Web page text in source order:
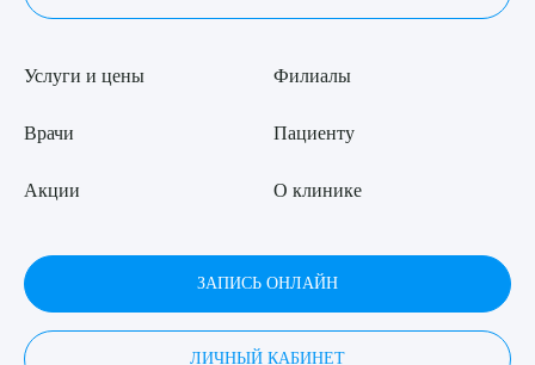
Услуги и цены
Врачи
Акции
Филиалы
Пациенту
О клинике
ЗАПИСЬ ОНЛАЙН
ЛИЧНЫЙ КАБИНЕТ